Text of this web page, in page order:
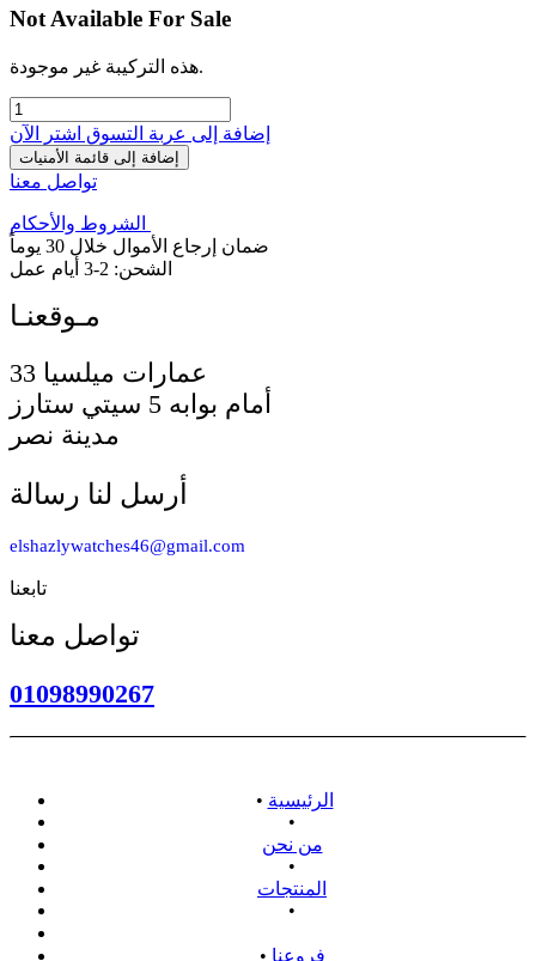
Not Available For Sale
هذه التركيبة غير موجودة.
إضافة إلى عربة التسوق اشترِ الآن
إضافة إلى قائمة الأمنيات
تواصل معنا
الشروط والأحكام
ضمان إرجاع الأموال خلال 30 يوماً
الشحن: 2-3 أيام عمل
أمام بوابه 5 سيتي ستارز
مدينة نصر
أرسل لنا رسالة
elshazlywatches46@gmail.com
تابعنا
تواصل معنا
01098990267
• الرئيسية
•
من نحن
•
المنتجات
•
• فروعنا